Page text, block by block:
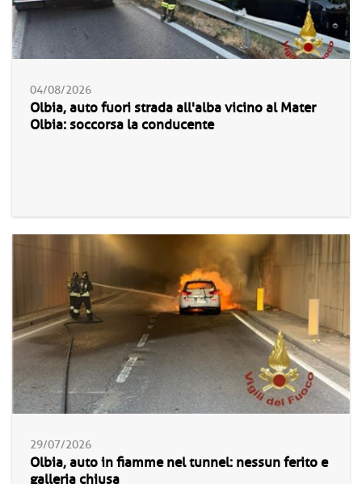
04/08/2026
Olbia, auto fuori strada all'alba vicino al Mater
Olbia: soccorsa la conducente
29/07/2026
Olbia, auto in fiamme nel tunnel: nessun ferito e
galleria chiusa